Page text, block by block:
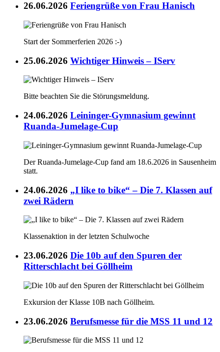
26.06.2026 Feriengrüße von Frau Hanisch
Start der Sommerferien 2026 :-)
25.06.2026 Wichtiger Hinweis – IServ
Bitte beachten Sie die Störungsmeldung.
24.06.2026 Leininger-Gymnasium gewinnt
Ruanda-Jumelage-Cup
Der Ruanda-Jumelage-Cup fand am 18.6.2026 in Sausenheim
statt.
24.06.2026 „I like to bike“ – Die 7. Klassen auf
zwei Rädern
Klassenaktion in der letzten Schulwoche
23.06.2026 Die 10b auf den Spuren der
Ritterschlacht bei Göllheim
Exkursion der Klasse 10B nach Göllheim.
23.06.2026 Berufsmesse für die MSS 11 und 12